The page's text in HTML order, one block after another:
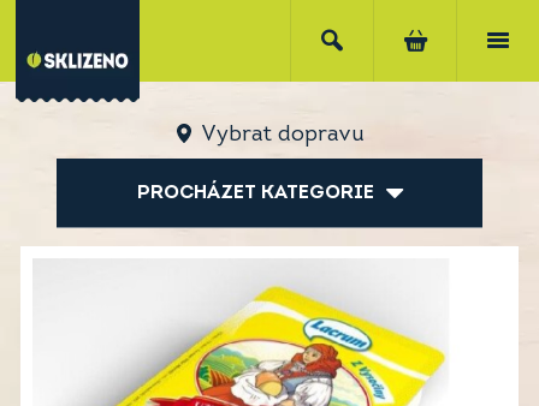
Vybrat dopravu
PROCHÁZET KATEGORIE